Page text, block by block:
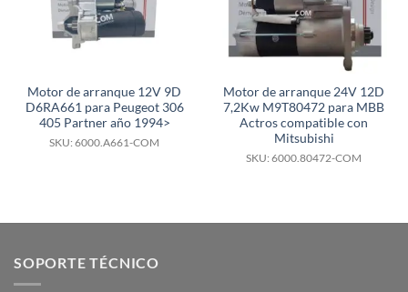
Motor de arranque 12V 9D
D6RA661 para Peugeot 306
405 Partner año 1994>
SKU: 6000.A661-COM
Motor de arranque 24V 12D
7,2Kw M9T80472 para MBB
Actros compatible con
Mitsubishi
SKU: 6000.80472-COM
SOPORTE TÉCNICO